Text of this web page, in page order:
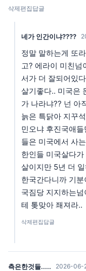
삭제편집 답글
네가 인간이냐????
정말 말하는게 또
고? 에라이 미친넘
서가 더 잘되어있
살기좋다.. 미국은
가 나라냐?? 넌 아
늙은 특닭아 지꾸
민오냐 후진국애
들은 미국에서 사
한인들 미국살다
살이지만 5년 더
한국간다니까 기
국짐당 지지하는
테 톶맞아 좨져라..
삭제편집답글
측은한것들..... 2026-06-